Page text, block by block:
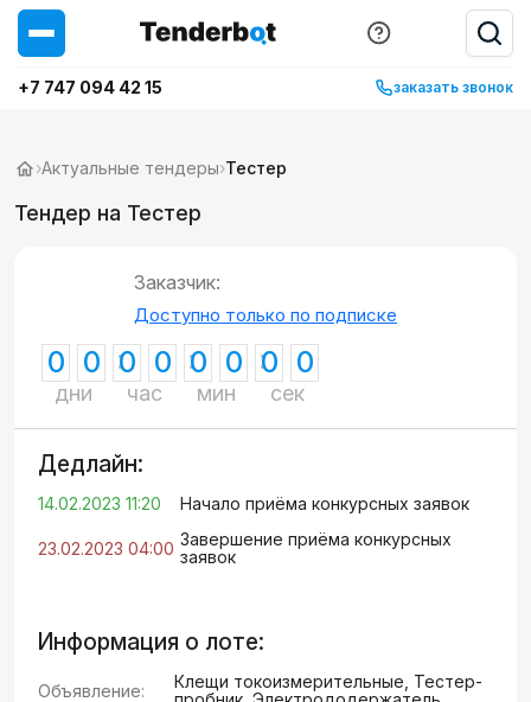
+7 747 094 42 15 заказать звонок
›Актуальные тендеры›Тестер
Тендер на Тестер
Заказчик:
Доступно только по подписке
0 0
дни
0 0
час
0 0
мин
0 0
сек
Дедлайн:
14.02.2023 11:20 Начало приёма конкурсных заявок
23.02.2023 04:00 Завершение приёма конкурсных
заявок
Информация о лоте:
Объявление:
Клещи токоизмерительные, Тестер-